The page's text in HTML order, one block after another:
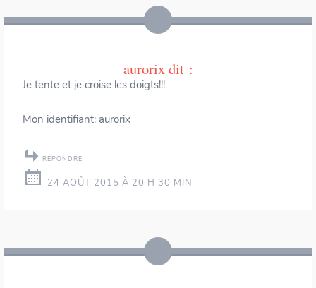
aurorixdit :
Je tente et je croise les doigts!!!
Mon identifiant: aurorix
RÉPONDRE
24 AOÛT 2015 À 20 H 30 MIN